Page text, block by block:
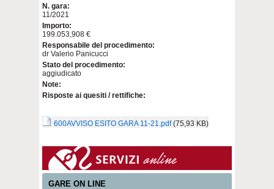
N. gara:
11/2021
Importo:
199.053,908 €
Responsabile del procedimento:
dr Valerio Panicucci
Stato del procedimento:
aggiudicato
Note:
Risposte ai quesiti / rettifiche:
600AVVISO ESITO GARA 11-21.pdf (75,93 KB)
GARE ON LINE